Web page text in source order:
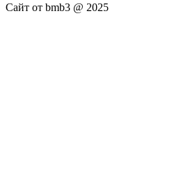
Сайт от bmb3 @ 2025